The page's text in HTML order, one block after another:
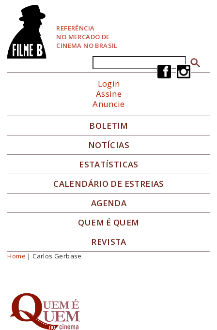
REFERÊNCIA
NO MERCADO DE
CINEMA NO BRASIL
Formulário de busca
Login
Assine
Anuncie
BOLETIM
NOTÍCIAS
ESTATÍSTICAS
CALENDÁRIO DE ESTREIAS
AGENDA
QUEM É QUEM
REVISTA
Você está aqui
Home | Carlos Gerbase